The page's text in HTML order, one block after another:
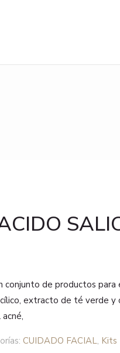
conjunto de productos para
extracto de té verde y
CUIDADO FACIAL, Kits